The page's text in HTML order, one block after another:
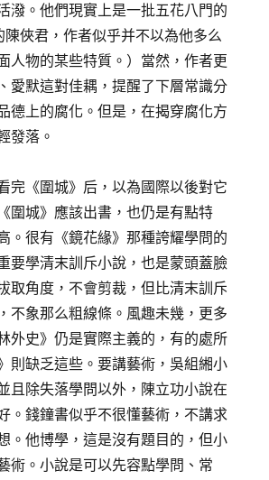
潑。他們現實上是一批五花八門的
俠君，作者似乎并不以為他多么
人物的某些特質。）當然，作者更
愛默這對佳耦，提醒了下層常識分
德上的腐化。但是，在揭穿腐化方
發落。
完《圍城》后，以為國際以後對它
圍城》應該出書，也仍是有點特
。很有《鏡花緣》那種誇耀學問的
要學清末訓斥小說，也是蒙頭蓋臉
取角度，不會剪裁，但比清末訓斥
不象那么粗線條。風趣未幾，更多
外史》仍是實際主義的，有的處所
則缺乏這些。要講藝術，吳組緗小
且除失落學問以外，陳立功小說在
。錢鐘書似乎不很懂藝術，不講求
。他博學，這是沒有題目的，但小
術。小說是可以先容點學問、常